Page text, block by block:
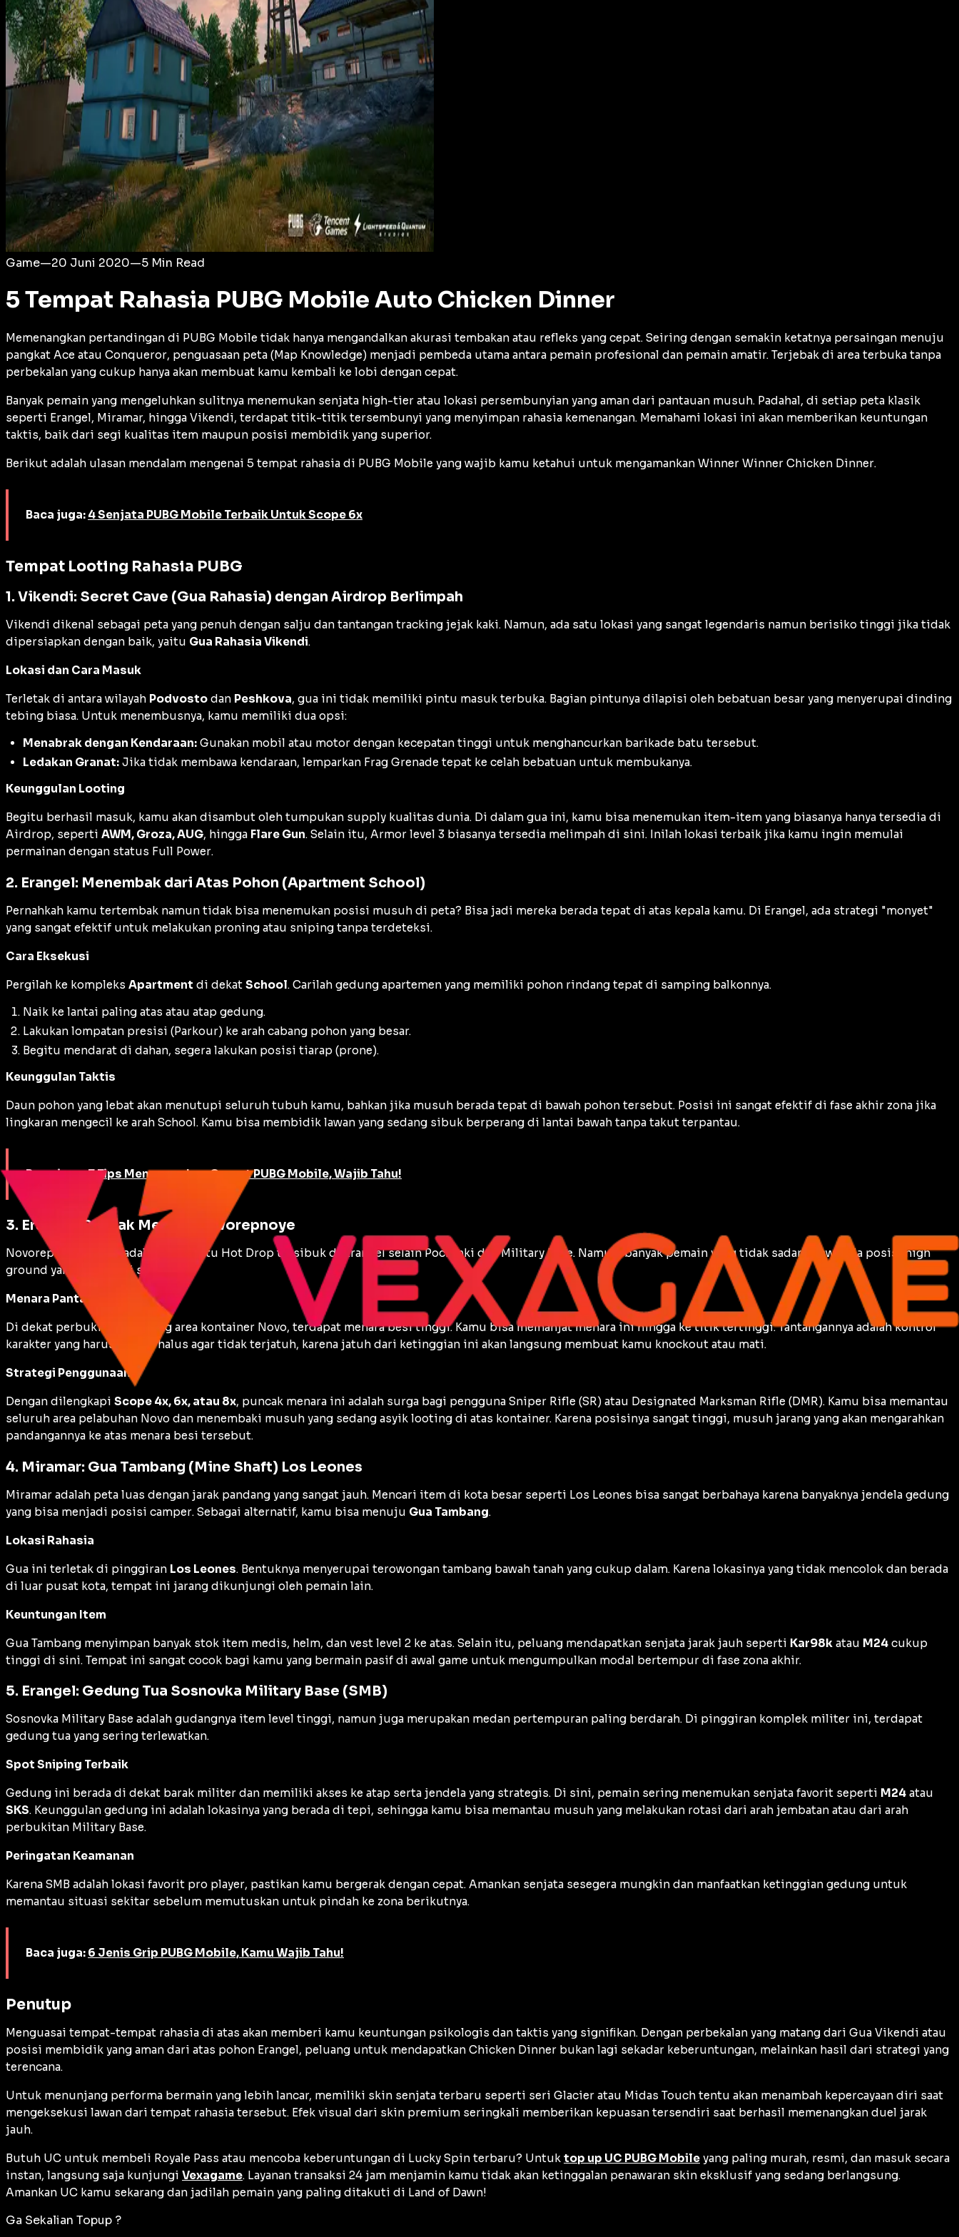
Login
Game—20 Juni 2020—5 Min Read
5 Tempat Rahasia PUBG Mobile Auto Chicken Dinner
Memenangkan pertandingan di PUBG Mobile tidak hanya mengandalkan akurasi tembakan atau refleks yang cepat. Seiring dengan semakin ketatnya persaingan menuju
pangkat Ace atau Conqueror, penguasaan peta (Map Knowledge) menjadi pembeda utama antara pemain profesional dan pemain amatir. Terjebak di area terbuka tanpa
perbekalan yang cukup hanya akan membuat kamu kembali ke lobi dengan cepat.
Banyak pemain yang mengeluhkan sulitnya menemukan senjata high-tier atau lokasi persembunyian yang aman dari pantauan musuh. Padahal, di setiap peta klasik
seperti Erangel, Miramar, hingga Vikendi, terdapat titik-titik tersembunyi yang menyimpan rahasia kemenangan. Memahami lokasi ini akan memberikan keuntungan
taktis, baik dari segi kualitas item maupun posisi membidik yang superior.
Berikut adalah ulasan mendalam mengenai 5 tempat rahasia di PUBG Mobile yang wajib kamu ketahui untuk mengamankan Winner Winner Chicken Dinner.
Baca juga: 4 Senjata PUBG Mobile Terbaik Untuk Scope 6x
Tempat Looting Rahasia PUBG
1. Vikendi: Secret Cave (Gua Rahasia) dengan Airdrop Berlimpah
Vikendi dikenal sebagai peta yang penuh dengan salju dan tantangan tracking jejak kaki. Namun, ada satu lokasi yang sangat legendaris namun berisiko tinggi jika tidak
dipersiapkan dengan baik, yaitu Gua Rahasia Vikendi.
Lokasi dan Cara Masuk
Terletak di antara wilayah Podvosto dan Peshkova, gua ini tidak memiliki pintu masuk terbuka. Bagian pintunya dilapisi oleh bebatuan besar yang menyerupai dinding
tebing biasa. Untuk menembusnya, kamu memiliki dua opsi:
Menabrak dengan Kendaraan: Gunakan mobil atau motor dengan kecepatan tinggi untuk menghancurkan barikade batu tersebut.
Ledakan Granat: Jika tidak membawa kendaraan, lemparkan Frag Grenade tepat ke celah bebatuan untuk membukanya.
Keunggulan Looting
Begitu berhasil masuk, kamu akan disambut oleh tumpukan supply kualitas dunia. Di dalam gua ini, kamu bisa menemukan item-item yang biasanya hanya tersedia di
Airdrop, seperti AWM, Groza, AUG, hingga Flare Gun. Selain itu, Armor level 3 biasanya tersedia melimpah di sini. Inilah lokasi terbaik jika kamu ingin memulai
permainan dengan status Full Power.
2. Erangel: Menembak dari Atas Pohon (Apartment School)
Pernahkah kamu tertembak namun tidak bisa menemukan posisi musuh di peta? Bisa jadi mereka berada tepat di atas kepala kamu. Di Erangel, ada strategi "monyet"
yang sangat efektif untuk melakukan proning atau sniping tanpa terdeteksi.
Cara Eksekusi
Pergilah ke kompleks Apartment di dekat School. Carilah gedung apartemen yang memiliki pohon rindang tepat di samping balkonnya.
Naik ke lantai paling atas atau atap gedung.
Lakukan lompatan presisi (Parkour) ke arah cabang pohon yang besar.
Begitu mendarat di dahan, segera lakukan posisi tiarap (prone).
Keunggulan Taktis
Daun pohon yang lebat akan menutupi seluruh tubuh kamu, bahkan jika musuh berada tepat di bawah pohon tersebut. Posisi ini sangat efektif di fase akhir zona jika
lingkaran mengecil ke arah School. Kamu bisa membidik lawan yang sedang sibuk berperang di lantai bawah tanpa takut terpantau.
Baca juga:7 Tips Menggunakan Granat PUBG Mobile, Wajib Tahu!
3. Erangel: Puncak Menara Novorepnoye
Novorepnoye (Novo) adalah salah satu Hot Droptersibuk di Erangel selain Pochinki dan Military Base. Namun, banyak pemain yang tidak sadar bahwa ada posisi
high
ground yang mutlak di sini.
Menara Pantau Novo
Di dekat perbukitan belakang area kontainer Novo, terdapat menara besi tinggi. Kamu bisa memanjat menara ini hingga ke titik tertinggi. Tantangannya adalah kontrol
karakter yang harus sangat halus agar tidak terjatuh, karena jatuh dari ketinggian ini akan langsung membuat kamu knockout atau mati.
Strategi Penggunaan
Dengan dilengkapi Scope 4x, 6x, atau 8x, puncak menara ini adalah surga bagi pengguna Sniper Rifle (SR) atau Designated Marksman Rifle (DMR). Kamu bisa memantau
seluruh area pelabuhan Novo dan menembaki musuh yang sedang asyik looting di atas kontainer. Karena posisinya sangat tinggi, musuh jarang yang akan mengarahkan
pandangannya ke atas menara besi tersebut.
4. Miramar: Gua Tambang (Mine Shaft) Los Leones
Miramar adalah peta luas dengan jarak pandang yang sangat jauh. Mencari item di kota besar seperti Los Leones bisa sangat berbahaya karena banyaknya jendela gedung
yang bisa menjadi posisi camper. Sebagai alternatif, kamu bisa menuju Gua Tambang.
Lokasi Rahasia
Gua ini terletak di pinggiran Los Leones. Bentuknya menyerupai terowongan tambang bawah tanah yang cukup dalam. Karena lokasinya yang tidak mencolok dan berada
di luar pusat kota, tempat ini jarang dikunjungi oleh pemain lain.
Keuntungan Item
Gua Tambang menyimpan banyak stok item medis, helm, dan vest level 2 ke atas. Selain itu, peluang mendapatkan senjata jarak jauh seperti Kar98k atau M24 cukup
tinggi di sini. Tempat ini sangat cocok bagi kamu yang bermain pasif di awal game untuk mengumpulkan modal bertempur di fase zona akhir.
5. Erangel: Gedung Tua Sosnovka Military Base (SMB)
Sosnovka Military Base adalah gudangnya item level tinggi, namun juga merupakan medan pertempuran paling berdarah. Di pinggiran komplek militer ini, terdapat
gedung tua yang sering terlewatkan.
Spot Sniping Terbaik
Gedung ini berada di dekat barak militer dan memiliki akses ke atap serta jendela yang strategis. Di sini, pemain sering menemukan senjata favorit seperti M24 atau
SKS. Keunggulan gedung ini adalah lokasinya yang berada di tepi, sehingga kamu bisa memantau musuh yang melakukan rotasi dari arah jembatan atau dari arah
perbukitan Military Base.
Peringatan Keamanan
Karena SMB adalah lokasi favorit pro player, pastikan kamu bergerak dengan cepat. Amankan senjata sesegera mungkin dan manfaatkan ketinggian gedung untuk
memantau situasi sekitar sebelum memutuskan untuk pindah ke zona berikutnya.
Baca juga: 6 Jenis Grip PUBG Mobile, Kamu Wajib Tahu!
Penutup
Menguasai tempat-tempat rahasia di atas akan memberi kamu keuntungan psikologis dan taktis yang signifikan. Dengan perbekalan yang matang dari Gua Vikendi atau
posisi membidik yang aman dari atas pohon Erangel, peluang untuk mendapatkan Chicken Dinner bukan lagi sekadar keberuntungan, melainkan hasil dari strategi yang
terencana.
Untuk menunjang performa bermain yang lebih lancar, memiliki skin senjata terbaru seperti seri Glacier atau Midas Touch tentu akan menambah kepercayaan diri saat
mengeksekusi lawan dari tempat rahasia tersebut. Efek visual dari skin premium seringkali memberikan kepuasan tersendiri saat berhasil memenangkan duel jarak
jauh.
Butuh UC untuk membeli Royale Pass atau mencoba keberuntungan di Lucky Spin terbaru? Untuk top up UC PUBG Mobile yang paling murah, resmi, dan masuk secara
instan, langsung saja kunjungi Vexagame. Layanan transaksi 24 jam menjamin kamu tidak akan ketinggalan penawaran skin eksklusif yang sedang berlangsung.
Amankan UC kamu sekarang dan jadilah pemain yang paling ditakuti di Land of Dawn!
Ga Sekalian Topup ?